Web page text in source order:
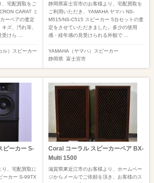
、宅配買取をご
CARAT ミ
ーペアの査定
ズ、汚れ等、
けら ...
） スピーカー
静岡県富士宮市のお客様より、宅配買取を
ご利用いただき、YAMAHA ヤマハ NS-
M515/NS-C515 スピーカー 5台セットの査
定をさせていただきました。多少の使用
感・経年感の見受けられる外観で ...
YAMAHA（ヤマハ） スピーカー
静岡県 富士宮市
ピーカー S-
り、宅配買取に
ーカー S-99TX
Coral コーラル スピーカーペア BX-
Multi 1500
滋賀県東近江市のお客様より、ホームペー
ジからメールでご依頼を頂き、お客様のス